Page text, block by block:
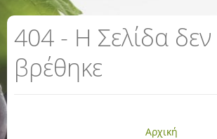
404 - Η Σελίδα δεν
βρέθηκε
Αρχική